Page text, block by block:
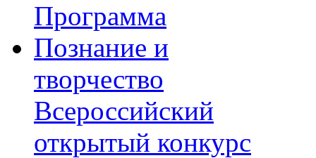
Программа
Познание и
творчество
Всероссийский
открытый конкурс